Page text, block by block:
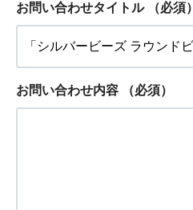
お問い合わせタイトル （必須）
お問い合わせ内容 （必須）